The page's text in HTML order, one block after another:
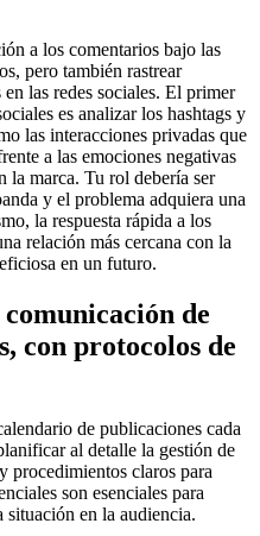
a los comentarios bajo las
pero también rastrear
las redes sociales. El primer
es analizar los hashtags y
las interacciones privadas que
a las emociones negativas
la marca. Tu rol debería ser
y el problema adquiera una
la respuesta rápida a los
relación más cercana con la
en un futuro.
de
con protocolos de
de publicaciones cada
al detalle la gestión de
procedimientos claros para
son esenciales para
en la audiencia.